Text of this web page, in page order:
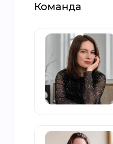
Команда